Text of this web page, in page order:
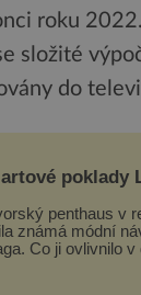
roku
složité
do
artové poklady
penthaus v
známá módní
Co ji ovlivnilo